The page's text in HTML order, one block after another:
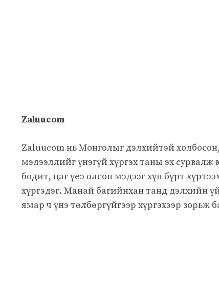
Zaluucom
Zaluucom нь Монголыг дэлхийтэй
мэдээллийг үнэгүй хүргэх таны эх
бодит, цаг үеэ олсон мэдээг хүн бүрт
хүргэдэг. Манай багийнхан танд дэлхийн
ямар ч үнэ төлбөргүйгээр хүргэхээр зорьж